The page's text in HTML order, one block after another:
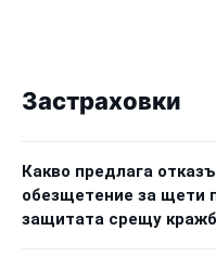
Застраховки
Какво предлага
обезщетение за щети
защитата срещу